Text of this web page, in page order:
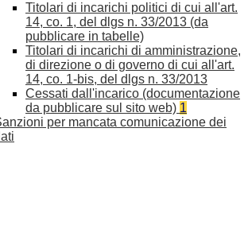
Titolari di incarichi politici di cui all'art.
14, co. 1, del dlgs n. 33/2013 (da
pubblicare in tabelle)
Titolari di incarichi di amministrazione,
di direzione o di governo di cui all'art.
14, co. 1-bis, del dlgs n. 33/2013
Cessati dall'incarico (documentazione
da pubblicare sul sito web) 1
per mancata comunicazione dei